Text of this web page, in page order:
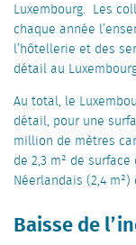
Luxembourg. Les
chaque année
l’hôtellerie et des
détail au
Au total, le
détail, pour une
million de mètres
de 2,3 m² de
Néerlandais (2,4 m²)
Baisse de